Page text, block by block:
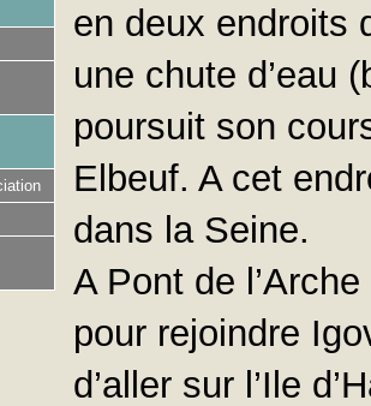
en deux endroits
une chute d’eau
poursuit son
Elbeuf. A cet
dans la Seine.
A Pont de
pour rejoindre
d’aller sur l’Ile